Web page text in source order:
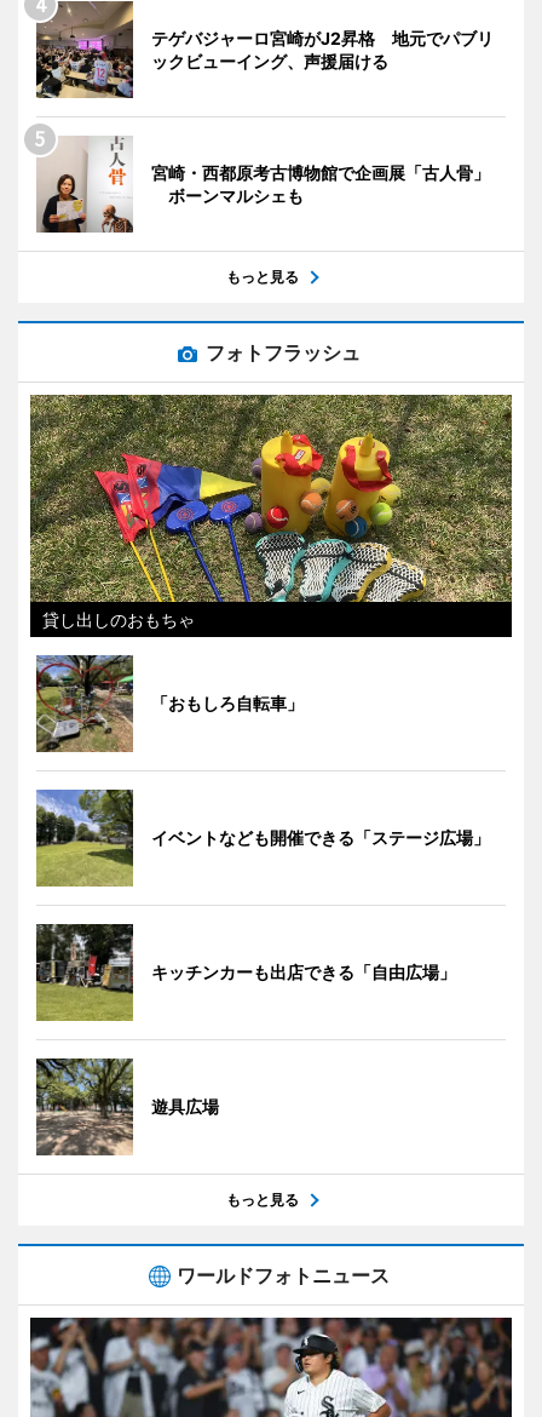
テゲバジャーロ宮崎がJ2昇格 地元でパブリ
ックビューイング、声援届ける
宮崎・西都原考古博物館で企画展「古人骨」
ボーンマルシェも
もっと見る
フォトフラッシュ
貸し出しのおもちゃ
「おもしろ自転車」
イベントなども開催できる「ステージ広場」
キッチンカーも出店できる「自由広場」
遊具広場
もっと見る
ワールドフォトニュース